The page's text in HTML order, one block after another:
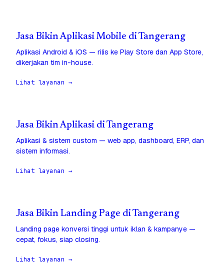
Jasa Bikin Aplikasi Mobile di Tangerang
Aplikasi Android & iOS — rilis ke Play Store dan App Store,
dikerjakan tim in-house.
Lihat layanan →
Jasa Bikin Aplikasi di Tangerang
Aplikasi & sistem custom — web app, dashboard, ERP, dan
sistem informasi.
Lihat layanan →
Jasa Bikin Landing Page di Tangerang
Landing page konversi tinggi untuk iklan & kampanye —
cepat, fokus, siap closing.
Lihat layanan →